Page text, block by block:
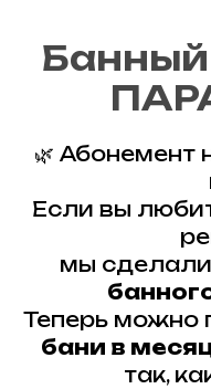
🌿 Абонемент
Если вы
мы
Теперь можно
бани в
так,